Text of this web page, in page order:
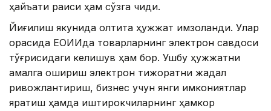
ҳайъати раиси ҳам сўзга чиқди.
Йиғилиш якунида олтита ҳужжат имзоланди. Улар
орасида ЕОИИда товарларнинг электрон савдоси
тўғрисидаги келишув ҳам бор. Ушбу ҳужжатни
амалга ошириш электрон тижоратни жадал
ривожлантириш, бизнес учун янги имкониятлар
яратиш ҳамда иштирокчиларнинг ҳамкор